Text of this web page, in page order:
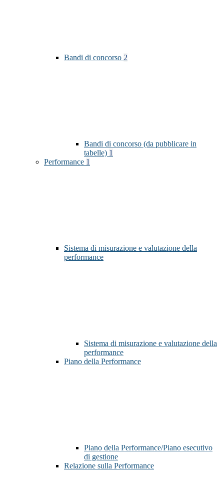
Bandi di concorso 2
Bandi di concorso (da pubblicare in
tabelle) 1
Performance 1
Sistema di misurazione e valutazione della
performance
Sistema di misurazione e valutazione della
performance
Piano della Performance
Piano della Performance/Piano esecutivo
di gestione
Relazione sulla Performance